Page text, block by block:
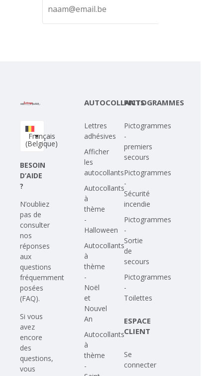
Français
(Belgique)
BESOIN
D’AIDE
?
N’oubliez
pas de
consulter
nos
réponses
aux
questions
fréquemment
posées
(FAQ).
Si vous
avez
encore
des
questions,
vous
AUTOCOLLANTS
Lettres
adhésives
Afficher
les
autocollants
Autocollants
à
thème
-
Halloween
Autocollants
à
thème
-
Noël
et
Nouvel
An
Autocollants
à
thème
-
PICTOGRAMMES
Pictogrammes
-
premiers
secours
Pictogrammes
-
Sécurité
incendie
Pictogrammes
-
Sortie
de
secours
Pictogrammes
-
Toilettes
ESPACE
CLIENT
Se
connecter